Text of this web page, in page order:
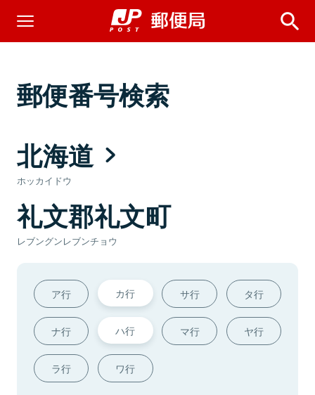
郵便番号検索
北海道
ホッカイドウ
礼文郡礼文町
レブングンレブンチョウ
ア行 カ行 サ行 タ行
ナ行 ハ行 マ行 ヤ行
ラ行 ワ行